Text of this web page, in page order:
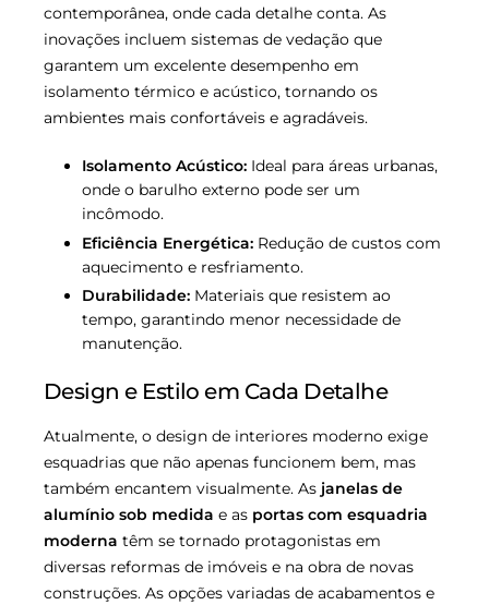
contemporânea, onde cada detalhe conta. As
inovações incluem sistemas de vedação que
garantem um excelente desempenho em
isolamento térmico e acústico, tornando os
ambientes mais confortáveis e agradáveis.
Isolamento Acústico: Ideal para áreas urbanas,
onde o barulho externo pode ser um
incômodo.
Eficiência Energética: Redução de custos com
aquecimento e resfriamento.
Durabilidade: Materiais que resistem ao
tempo, garantindo menor necessidade de
manutenção.
Design e Estilo em Cada Detalhe
Atualmente, o design de interiores moderno exige
esquadrias que não apenas funcionem bem, mas
também encantem visualmente. As janelas de
alumínio sob medida e as portas com esquadria
moderna têm se tornado protagonistas em
diversas reformas de imóveis e na obra de novas
construções. As opções variadas de acabamentos e